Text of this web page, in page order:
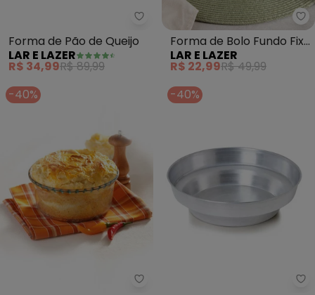
Lar e Lazer - Forma de Pão de
Forma de Pão de Queijo
LAR E LAZER
R$ 34,99R$ 89,99
Forma de Bolo Fundo Fixo
Polida (N° 24)
LAR E LAZER
R$ 22,99R$ 49,99
-40%
Marinex - Forma para Suflê
-40%